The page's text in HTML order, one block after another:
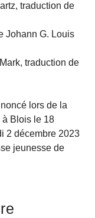
traduction de
Johann G. Louis
traduction de
lors de la
Blois le 18
2 décembre 2023
jeunesse de